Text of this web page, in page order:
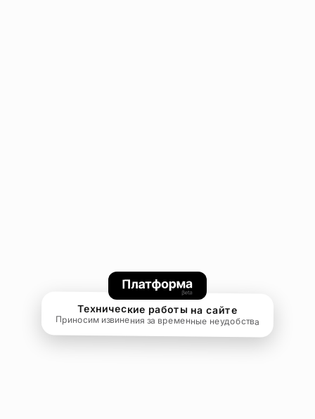
Технические работы на сайте
Приносим извинения за временные неудобства